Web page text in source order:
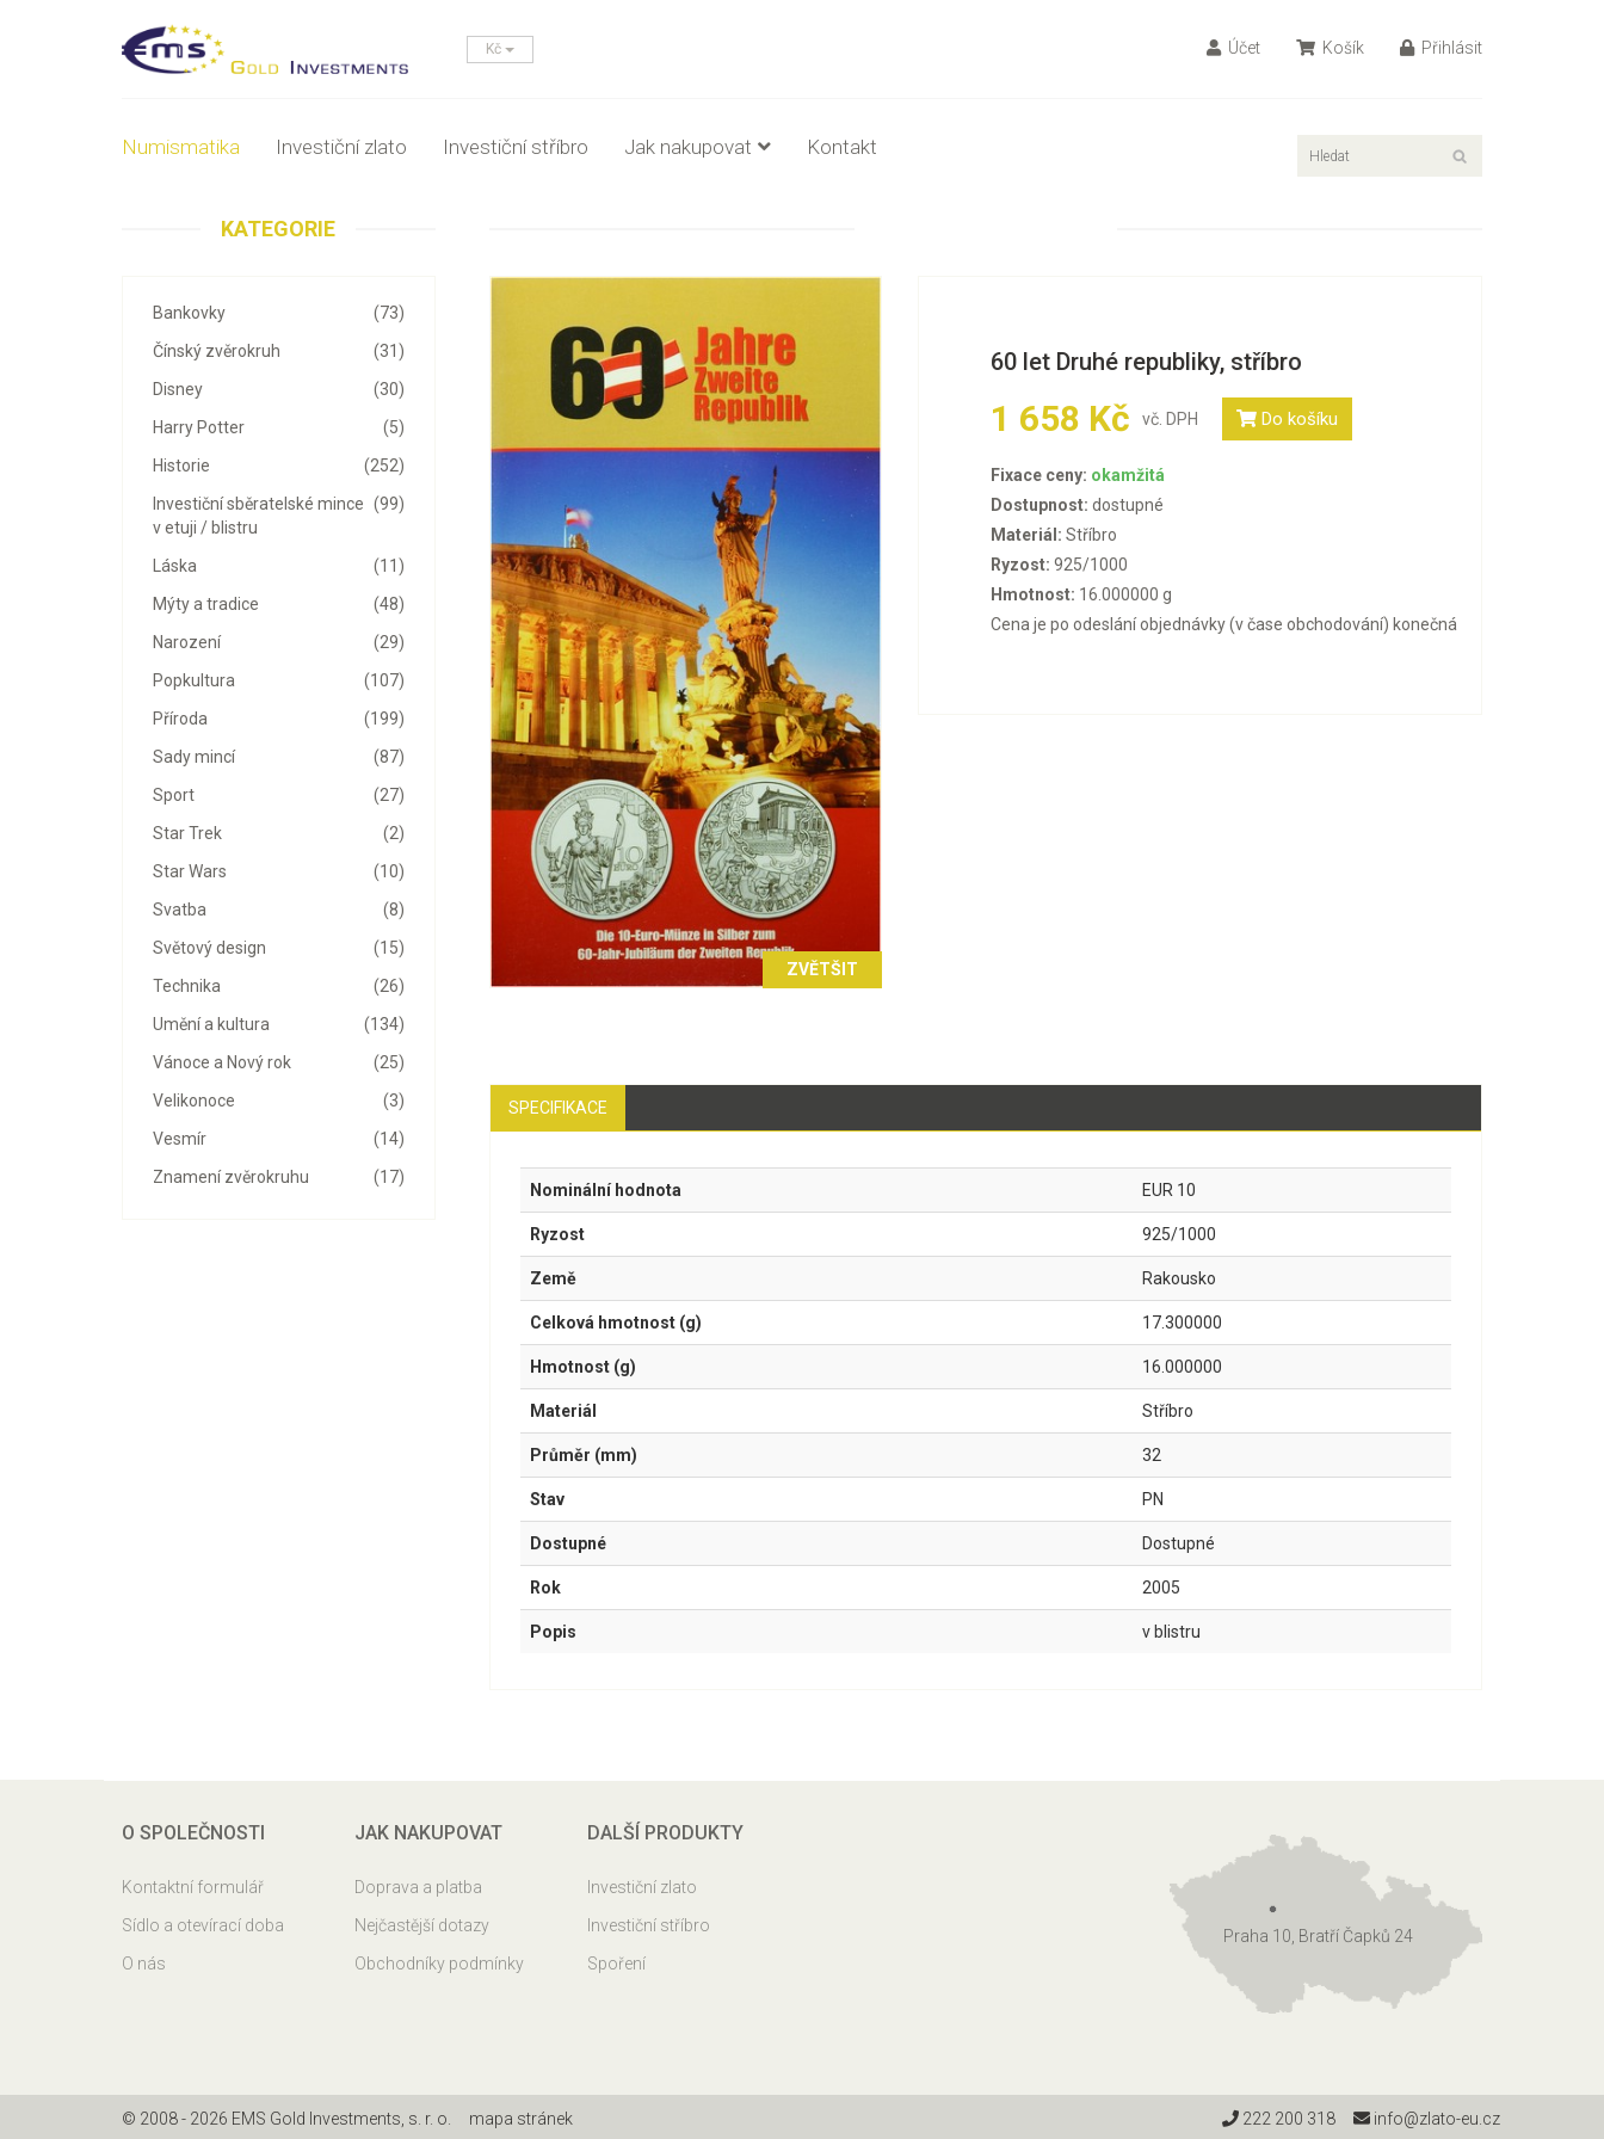
Kč Účet Košík Přihlásit
Numismatika Investiční zlato Investiční stříbro Jak nakupovat Kontakt
KATEGORIE
(73)
Bankovky
(31)
Čínský zvěrokruh
(30)
Disney
(5)
Harry Potter
(252)
Historie
(99)
Investiční sběratelské mince
v etuji / blistru
(11)
Láska
(48)
Mýty a tradice
(29)
Narození
(107)
Popkultura
(199)
Příroda
(87)
Sady mincí
(27)
Sport
(2)
Star Trek
(10)
Star Wars
(8)
Svatba
(15)
Světový design
(26)
Technika
(134)
Umění a kultura
(25)
Vánoce a Nový rok
(3)
Velikonoce
(14)
Vesmír
(17)
Znamení zvěrokruhu
ZVĚTŠIT
60 let Druhé republiky, stříbro
1 658 Kč vč. DPH Do košíku
Fixace ceny: okamžitá
Dostupnost: dostupné
Materiál: Stříbro
Ryzost: 925/1000
Hmotnost: 16.000000 g
Cena je po odeslání objednávky (v čase obchodování) konečná
SPECIFIKACE
Nominální hodnota EUR 10
Ryzost 925/1000
Země Rakousko
Celková hmotnost (g) 17.300000
Hmotnost (g) 16.000000
Materiál Stříbro
Průměr (mm) 32
Stav PN
Dostupné Dostupné
Rok 2005
Popis v blistru
O SPOLEČNOSTI
Kontaktní formulář
Sídlo a otevírací doba
O nás
JAK NAKUPOVAT
Doprava a platba
Nejčastější dotazy
Obchodníky podmínky
DALŠÍ PRODUKTY
Investiční zlato
Investiční stříbro
Spoření
Praha 10, Bratří Čapků 24
© 2008 - 2026 EMS Gold Investments, s. r. o. mapa stránek info@zlato-eu.cz
222 200 318